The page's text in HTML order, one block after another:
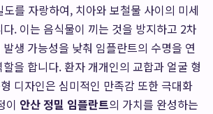
를 자랑하여, 치아와 보철물 사이의 미세
. 이는 음식물이 끼는 것을 방지하고 2차
생 가능성을 낮춰 임플란트의 수명을 연
을 합니다. 환자 개개인의 교합과 얼굴 형
디자인은 심미적인 만족감 또한 극대화
이 안산 정밀 임플란트의 가치를 완성하는